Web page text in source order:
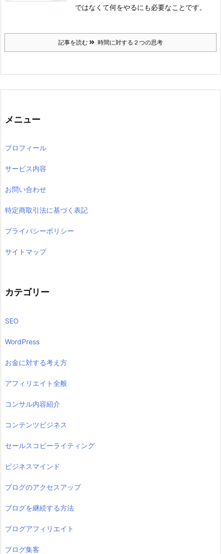
ではなくて何をやるにも必要なことです。
記事を読む 時間に対する２つの思考
メニュー
プロフィール
サービス内容
お問い合わせ
特定商取引法に基づく表記
プライバシーポリシー
サイトマップ
カテゴリー
SEO
WordPress
お金に対する考え方
アフィリエイト全般
コンサル内容紹介
コンテンツビジネス
セールスコピーライティング
ビジネスマインド
ブログのアクセスアップ
ブログを継続する方法
ブログアフィリエイト
ブログ集客